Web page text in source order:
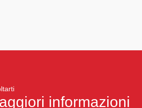
informazioni